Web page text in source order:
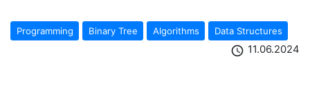
Programming Binary Tree Algorithms Data Structures
schedule 11.06.2024